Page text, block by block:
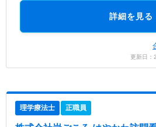
詳細を見る
更新日
理学療法士 正職員